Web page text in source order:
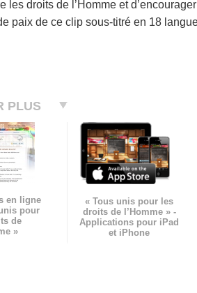
les droits de l’Homme et
paix de ce clip sous-titré en 18
PLUS
en ligne
pour
de
»
« Tous unis pour les
droits de l’Homme » -
Applications pour iPad
et iPhone